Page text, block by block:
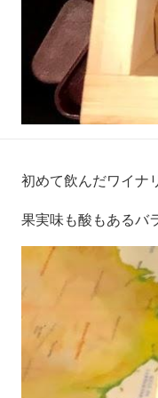
初めて飲んだワイナ
果実味も酸もあるバ